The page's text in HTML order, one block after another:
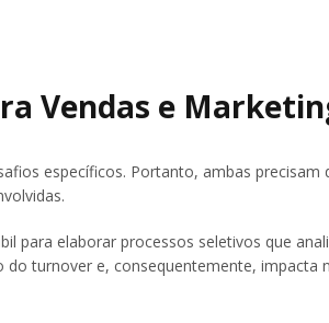
Vendas e
específicos. Portanto, ambas precisam
para elaborar processos seletivos que
turnover e, consequentemente, impacta